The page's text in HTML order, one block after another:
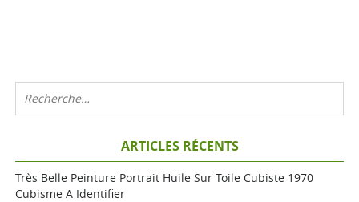
ARTICLES RÉCENTS
Très Belle Peinture Portrait Huile Sur Toile Cubiste 1970
Cubisme A Identifier